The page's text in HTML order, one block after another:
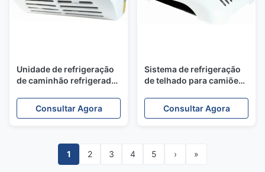
Unidade de refrigeração
de caminhão refrigerado
ecológico, conservas de
FRP resistentes à
Consultar Agora
Sistema de refrigeração
de telhado para camiões
caixa R404A ecológico e
condensador de fluxo
Consultar Agora
1 2 3 4 5 › »